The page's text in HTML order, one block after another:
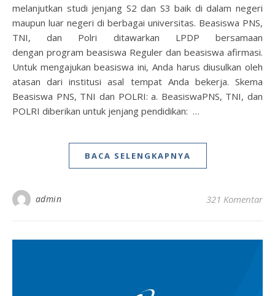
melanjutkan studi jenjang S2 dan S3 baik di dalam negeri
maupun luar negeri di berbagai universitas. Beasiswa PNS,
TNI, dan Polri ditawarkan LPDP bersamaan
dengan program beasiswa Reguler dan beasiswa afirmasi.
Untuk mengajukan beasiswa ini, Anda harus diusulkan oleh
atasan dari institusi asal tempat Anda bekerja. Skema
Beasiswa PNS, TNI dan POLRI: a. BeasiswaPNS, TNI, dan
POLRI diberikan untuk jenjang pendidikan: …
BACA SELENGKAPNYA
admin 321 Komentar